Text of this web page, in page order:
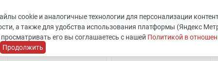
Код товара: 453726
ШхВхГ: 106х368х274 мм
ZORG
В наличии 34 шт.
Код товара: 453727
ШхВхГ: 106х368х274 мм
ZORG
cookie и аналогичные технологии для персонализации
а также для удобства использования платформы (Яндекс
его вы соглашаетесь с нашей Политикой в
Продолжить